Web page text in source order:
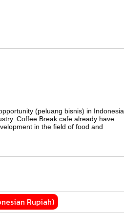
(peluang bisnis) in Indonesia
Coffee Break cafe already have
in the field of food and
Rupiah)